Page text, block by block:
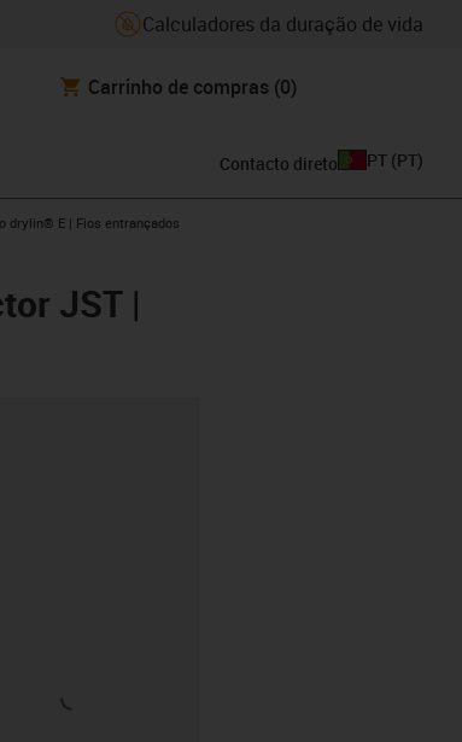
Calculadores da duração de vida
Carrinho de compras (0)
Contacto direto PT (PT)
drylin® E | Fios entrançados
JST |